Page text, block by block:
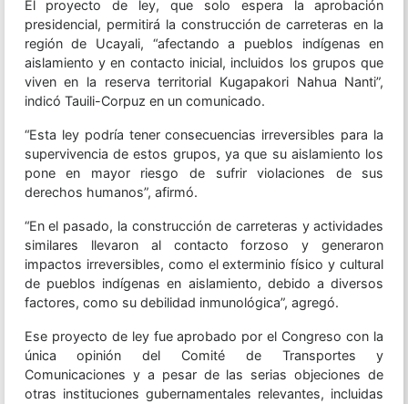
El proyecto de ley, que solo espera la aprobación
presidencial, permitirá la construcción de carreteras en la
región de Ucayali, “afectando a pueblos indígenas en
aislamiento y en contacto inicial, incluidos los grupos que
viven en la reserva territorial Kugapakori Nahua Nanti”,
indicó Tauili-Corpuz en un comunicado.
“Esta ley podría tener consecuencias irreversibles para la
supervivencia de estos grupos, ya que su aislamiento los
pone en mayor riesgo de sufrir violaciones de sus
derechos humanos”, afirmó.
“En el pasado, la construcción de carreteras y actividades
similares llevaron al contacto forzoso y generaron
impactos irreversibles, como el exterminio físico y cultural
de pueblos indígenas en aislamiento, debido a diversos
factores, como su debilidad inmunológica”, agregó.
Ese proyecto de ley fue aprobado por el Congreso con la
única opinión del Comité de Transportes y
Comunicaciones y a pesar de las serias objeciones de
otras instituciones gubernamentales relevantes, incluidas